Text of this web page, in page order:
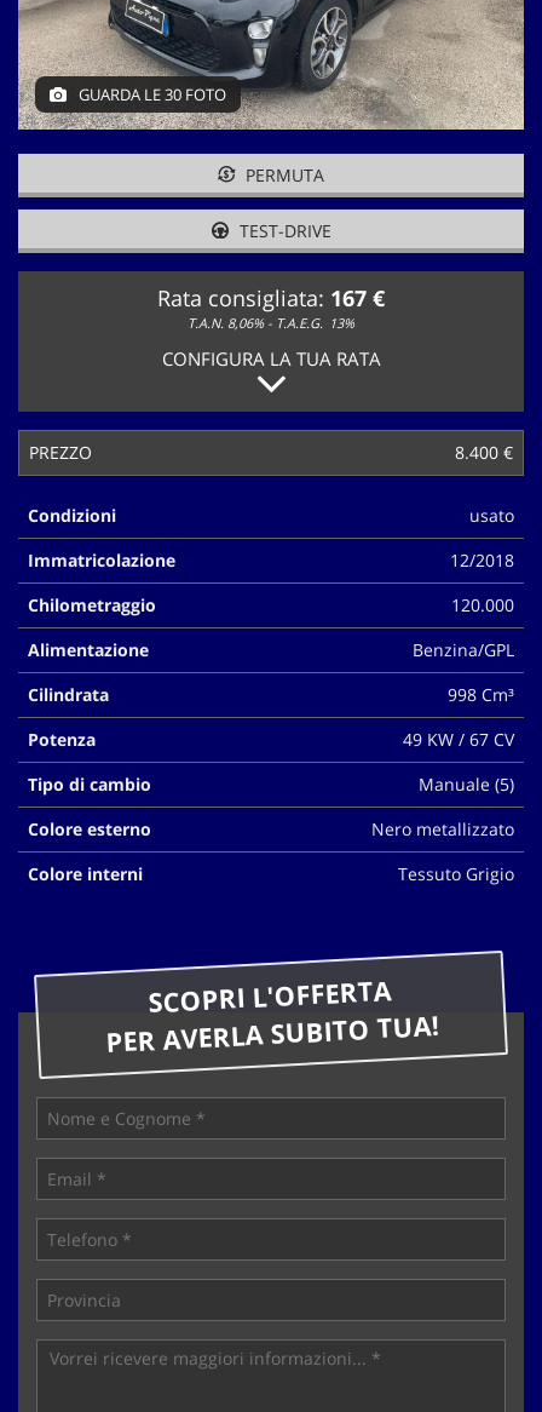
GUARDA LE 30 FOTO
PERMUTA
TEST-DRIVE
Rata consigliata: 167 €
T.A.N. 8,06% - T.A.E.G. 13%
CONFIGURA LA TUA RATA
PREZZO 8.400 €
Condizioni
usato
Immatricolazione
12/2018
Chilometraggio
120.000
Alimentazione
Benzina/GPL
Cilindrata
998 Cm³
Potenza
49 KW / 67 CV
Tipo di cambio
Manuale (5)
Colore esterno
Nero metallizzato
Colore interni
Tessuto Grigio
SCOPRI L'OFFERTA
PER AVERLA SUBITO TUA!
tracciamento
che
adottiamo
per
offrire
le
funzionalità
svolgere
attività
di
informazioni
sull'utilità
funzionamento
di
questi
strumenti
di
tracciamento
si
rimanda
alla
cookie
policy.
Puoi
rivedere
e
modificare
le
qualsiasi
momento.
Cookie delle preferenze
Cookie per il miglioramento dell'esperienza utente